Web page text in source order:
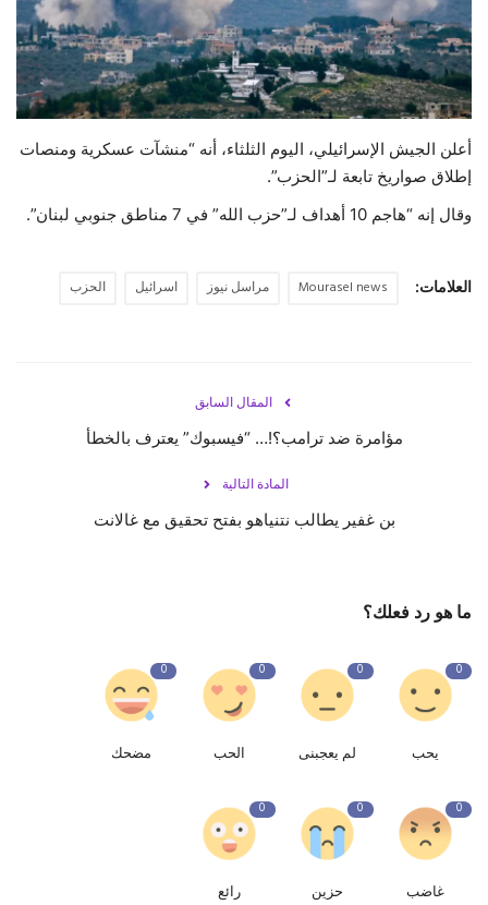
حياة
أعلن الجيش الإسرائيلي، اليوم الثلثاء، أنه “منشآت عسكرية ومنصات
إطلاق صواريخ تابعة لـ”الحزب”.
وقال إنه “هاجم 10 أهداف لـ”حزب الله” في 7 مناطق جنوبي لبنان”.
العلامات: Mourasel news مراسل نيوز اسرائيل الحزب
المقال السابق
مؤامرة ضد ترامب؟!… “فيسبوك” يعترف بالخطأ
المادة التالية
بن غفير يطالب نتنياهو بفتح تحقيق مع غالانت
ما هو رد فعلك؟
0
يحب
0
لم يعجبنى
0
الحب
0
مضحك
0
غاضب
0
حزين
0
رائع